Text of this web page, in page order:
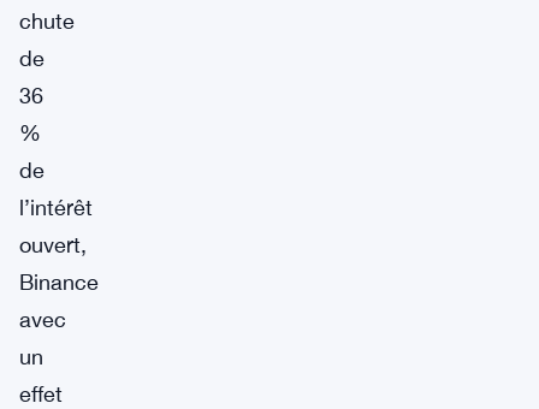
chute
de
36
%
de
l’intérêt
ouvert,
Binance
avec
un
effet